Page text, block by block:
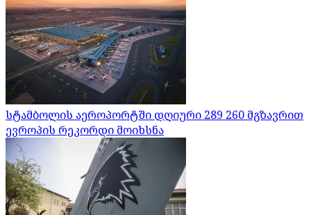
სტამბოლის აეროპორტში დღიური 289 260 მგზავრით
ევროპის რეკორდი მოიხსნა